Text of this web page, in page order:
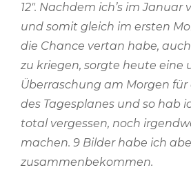
12″. Nachdem ich’s im Januar
und somit gleich im ersten
die Chance vertan habe, auch
zu kriegen, sorgte heute eine
Überraschung am Morgen
des Tagesplanes und so hab
total vergessen, noch
machen. 9 Bilder habe ich
zusammenbekommen.